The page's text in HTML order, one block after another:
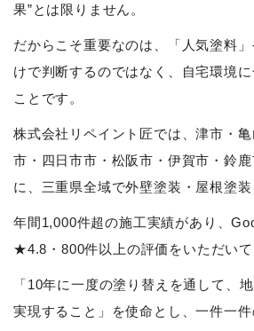
果”とは限りません。
だからこそ重要なのは、「人気塗料
けで判断するのではなく、自宅環境
ことです。
株式会社リペイント匠では、津市・
市・四日市市・松阪市・伊賀市・鈴
に、三重県全域で外壁塗装・屋根塗装
年間1,000件超の施工実績があり、
★4.8・800件以上の評価をいただいて
「10年に一度の塗り替えを通して、
実現すること」を使命とし、一件一